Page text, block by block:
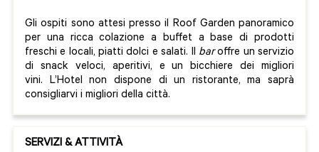
Gli ospiti sono attesi presso il Roof Garden panoramico
per una ricca colazione a buffet a base di prodotti
freschi e locali, piatti dolci e salati. Il baroffre un servizio
di snack veloci, aperitivi, e un bicchiere dei migliori
vini. L’Hotel non dispone di un ristorante, ma saprà
consigliarvi i migliori della città.
SERVIZI & ATTIVITÀ